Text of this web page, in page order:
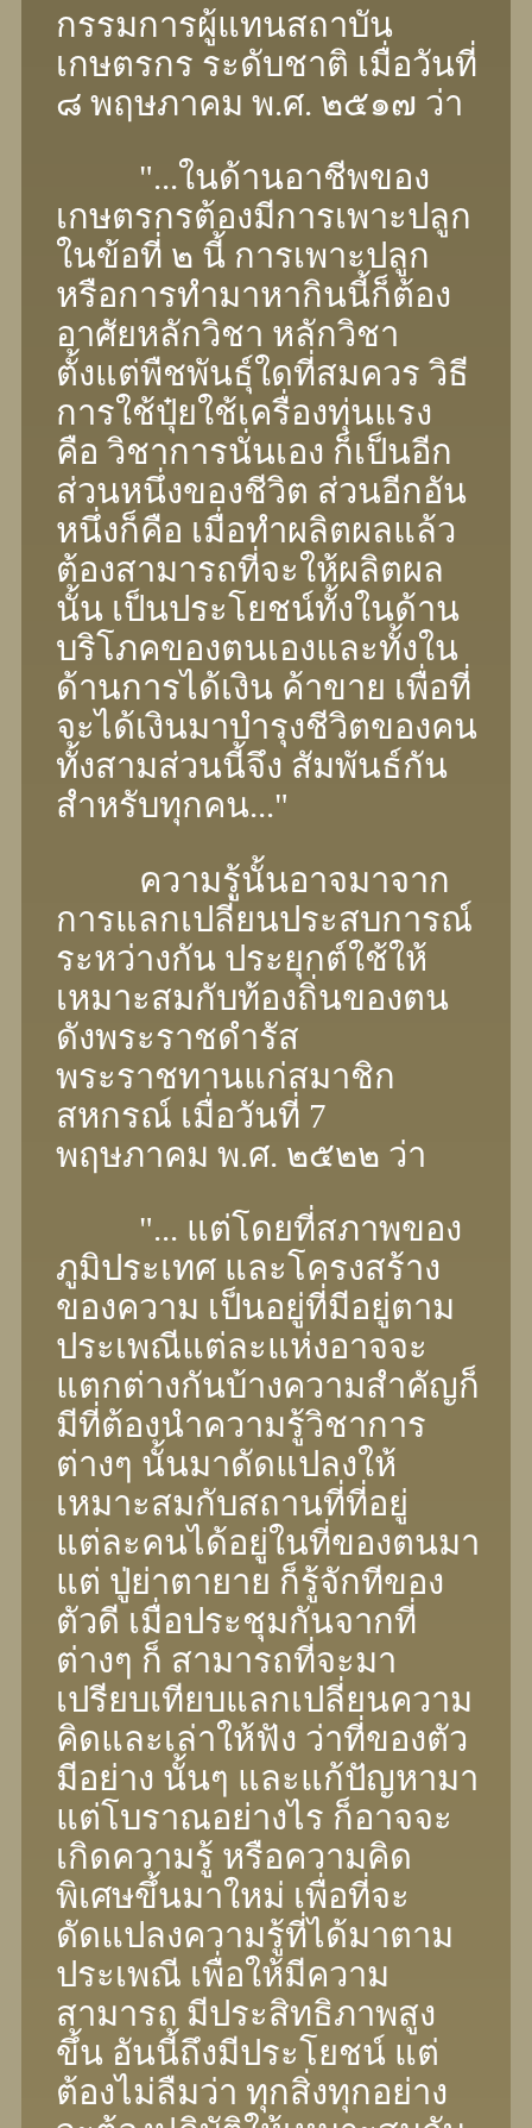
กรรมการผู้แทนสถาบัน
เกษตรกร ระดับชาติ เมื่อวันที่
๘ พฤษภาคม พ.ศ. ๒๕๑๗ ว่า
"...ในด้านอาชีพของ
เกษตรกรต้องมีการเพาะปลูก
ในข้อที่ ๒ นี้ การเพาะปลูก
หรือการทํามาหากินนี้ก็ต้อง
อาศัยหลักวิชา หลักวิชา
ตั้งแต่พืชพันธุ์ใดที่สมควร วิธี
การใช้ปุ๋ยใช้เครื่องทุ่นแรง
คือ วิชาการนั่นเอง ก็เป็นอีก
ส่วนหนึ่งของชีวิต ส่วนอีกอัน
หนึ่งก็คือ เมื่อทําผลิตผลแล้ว
ต้องสามารถที่จะให้ผลิตผล
นั้น เป็นประโยชน์ทั้งในด้าน
บริโภคของตนเองและทั้งใน
ด้านการได้เงิน ค้าขาย เพื่อที่
จะได้เงินมาบำรุงชีวิตของคน
ทั้งสามส่วนนี้จึง สัมพันธ์กัน
สําหรับทุกคน..."
ความรู้นั้นอาจมาจาก
การแลกเปลี่ยนประสบการณ์
ระหว่างกัน ประยุกต์ใช้ให้
เหมาะสมกับท้องถิ่นของตน
ดังพระราชดํารัส
พระราชทานแก่สมาชิก
สหกรณ์ เมื่อวันที่ 7
พฤษภาคม พ.ศ. ๒๕๒๒ ว่า
"... แต่โดยที่สภาพของ
ภูมิประเทศ และโครงสร้าง
ของความ เป็นอยู่ที่มีอยู่ตาม
ประเพณีแต่ละแห่งอาจจะ
แตกต่างกันบ้างความสำคัญก็
มีที่ต้องนําความรู้วิชาการ
ต่างๆ นั้นมาดัดแปลงให้
เหมาะสมกับสถานที่ที่อยู่
แต่ละคนได้อยู่ในที่ของตนมา
แต่ ปู่ย่าตายาย ก็รู้จักทีของ
ตัวดี เมื่อประชุมกันจากที่
ต่างๆ ก็ สามารถที่จะมา
เปรียบเทียบแลกเปลี่ยนความ
คิดและเล่าให้ฟัง ว่าที่ของตัว
มีอย่าง นั้นๆ และแก้ปัญหามา
แต่โบราณอย่างไร ก็อาจจะ
เกิดความรู้ หรือความคิด
พิเศษขึ้นมาใหม่ เพื่อที่จะ
ดัดแปลงความรู้ที่ได้มาตาม
ประเพณี เพื่อให้มีความ
สามารถ มีประสิทธิภาพสูง
ขึ้น อันนี้ถึงมีประโยชน์ แต่
ต้องไม่ลืมว่า ทุกสิ่งทุกอย่าง